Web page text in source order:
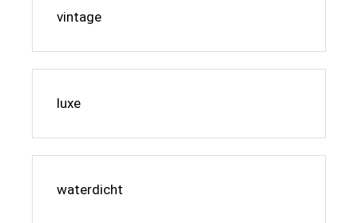
vintage
luxe
waterdicht